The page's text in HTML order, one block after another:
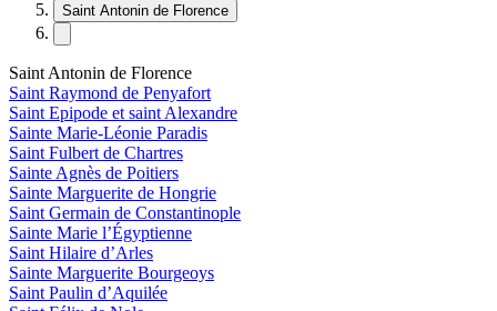
Saint Antonin de Florence
Saint Antonin de Florence
Saint Raymond de Penyafort
Saint Epipode et saint Alexandre
Sainte Marie-Léonie Paradis
Saint Fulbert de Chartres
Sainte Agnès de Poitiers
Sainte Marguerite de Hongrie
Saint Germain de Constantinople
Sainte Marie l’Égyptienne
Saint Hilaire d’Arles
Sainte Marguerite Bourgeoys
Saint Paulin d’Aquilée